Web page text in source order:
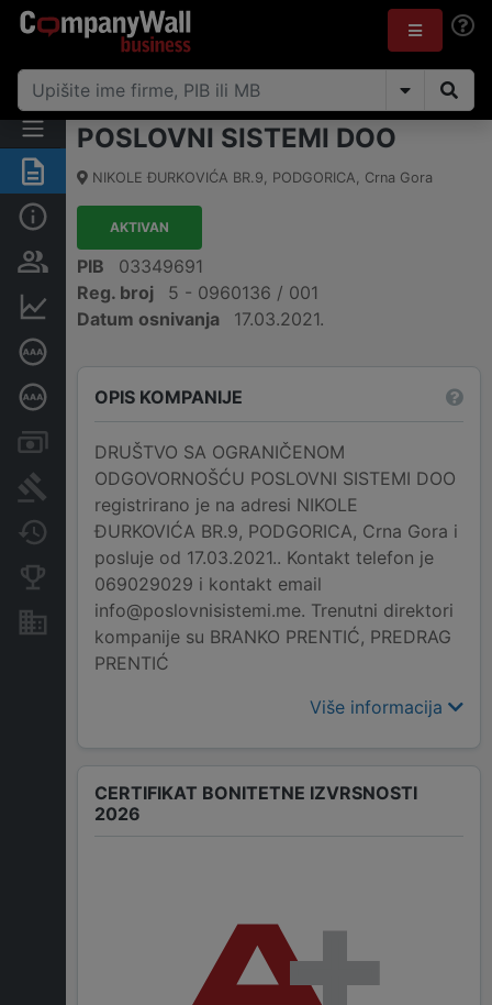
Sažetak
Osobe i vlasništvo
Finansijski podaci
Dubinska bonitetna ocjena
Računi i blokade
Arhiva sudskih objava
Promjene
Konkurentne kompanije
Nekretnine i imovina
POSLOVNI SISTEMI DOO
NIKOLE ĐURKOVIĆA BR.9, PODGORICA, Crna Gora
AKTIVAN
PIB
03349691
Reg. broj
5 - 0960136 / 001
Datum osnivanja
17.03.2021.
OPIS KOMPANIJE
DRUŠTVO SA OGRANIČENOM
ODGOVORNOŠĆU POSLOVNI SISTEMI DOO
registrirano je na adresi NIKOLE
ĐURKOVIĆA BR.9, PODGORICA, Crna Gora i
posluje od 17.03.2021.. Kontakt telefon je
069029029 i kontakt email
info@poslovnisistemi.me. Trenutni direktori
kompanije su BRANKO PRENTIĆ, PREDRAG
PRENTIĆ
Više informacija
CERTIFIKAT BONITETNE IZVRSNOSTI
2026